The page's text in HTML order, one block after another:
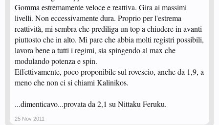
Gomma estremamente veloce e reattiva. Gira ai massimi
livelli. Non eccessivamente dura. Proprio per l'estrema
reattività, mi sembra che prediliga un top a chiudere in avanti
piuttosto che in alto. Mi pare che abbia molti registri possibili,
lavora bene a tutti i regimi, sia spingendo al max che
modulando potenza e spin.
Effettivamente, poco proponibile sul rovescio, anche da 1,9, a
meno che non ci si chiami Kalinikos.
...dimenticavo...provata da 2,1 su Nittaku Feruku.
25 Nov 2011